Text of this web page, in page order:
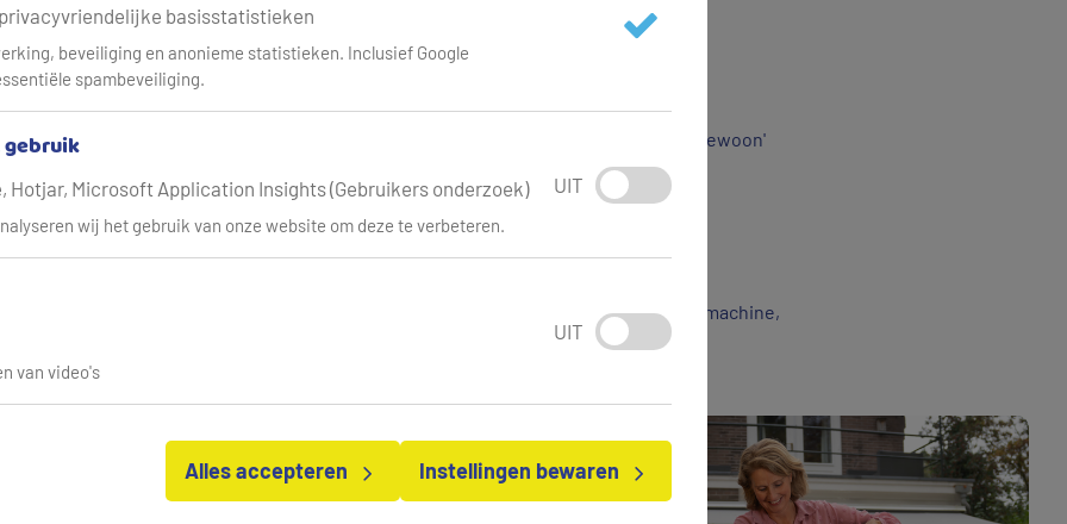
Water besparen
van morgen
per persoon per dag
. Daarvan drinken we maximaal 2 liter op. De rest spoelen we 'gewoon'
de gootsteen. Maar is dat wel gewoon? Of kan dat slimmer?
A(fwasmachine) tot Z(wembad)
En dus ook van water besparen. Ontdek het via de buttons Douche, WC, Tuin, Wasmachine,
besparen. Neus vooral lekker rond. Wie weet zitten er tips bij die bij u passen.
basisstatistieken
beveiliging en anonieme statistieken. Inclusief Google
spambeveiliging.
Hotjar, Microsoft Application Insights (Gebruikers onderzoek)
wij het gebruik van onze website om deze te verbeteren.
UIT
van video's
UIT
Alles accepteren Instellingen bewaren